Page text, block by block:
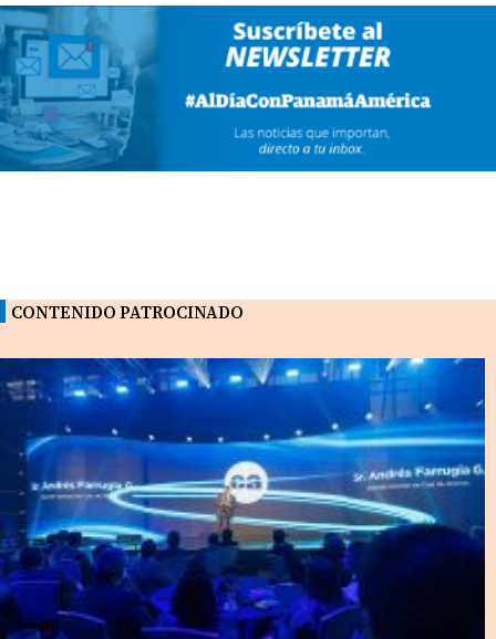
CONTENIDO PATROCINADO